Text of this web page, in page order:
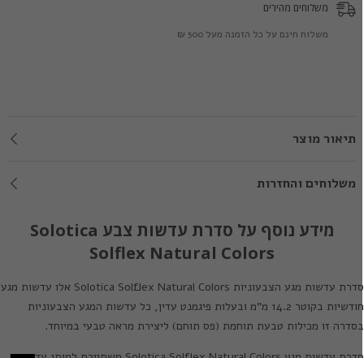
משלוחים מהירים
משלוח חינם על כל הזמנה מעל 500 ₪
תיאור מוצר
משלוחים והחזרות
מידע נוסף על סדרת עדשות צבע Solotica
Solflex Natural Colors
עדשות מגע הצבעוניות Solotica Solflex Natural Colorsאלו עדשות מגע
חודשיות בקוטר 14.2 מ"מ ובעלות פיגמנט עדין, כל עדשות המגע הצבעוניות
זו מכילות טבעת תוחמת (פס תוחם) ליצירת מראה טבעי במיוחד.